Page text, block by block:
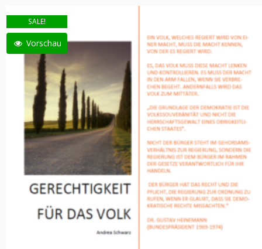
SALE!
Vorschau